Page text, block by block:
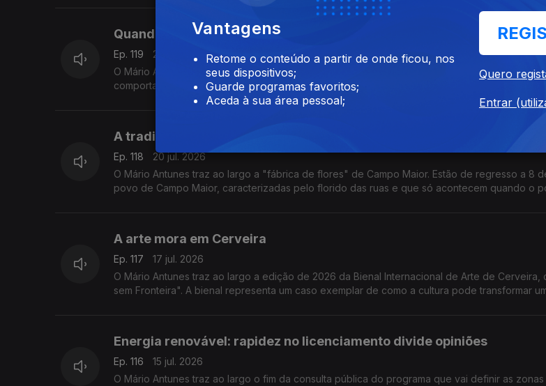
Quando o Sol desaparece, o que fazem os animais?
Ep. 119
21 jul. 2026
O Mário Antunes traz ao largo uma equipa de cientistas do Politécnico de Bragança que vai
comportamento dos animais durante o eclipse a 12 de agosto. Parece que quando o céu
A tradição volta a florir porque o povo quer
Ep. 118
20 jul. 2026
O Mário Antunes traz ao largo a "fábrica de flores" de Campo Maior. Estão de regresso a 8
povo de Campo Maior, caracterizadas pelo florido das ruas e que só acontecem quando o
A arte mora em Cerveira
Ep. 117
17 jul. 2026
O Mário Antunes traz ao largo a edição de 2026 da Bienal Internacional de Arte de Cerveira,
sem Fronteira". A bienal representa um caso exemplar de como a cultura pode transformar
Energia renovável: rapidez no licenciamento divide opiniões
Ep. 116
15 jul. 2026
O Mário Antunes traz ao largo o fim da consulta pública do programa que vai definir as
Vantagens
Retome o conteúdo a partir de onde ficou, nos
seus dispositivos;
Guarde programas favoritos;
Aceda à sua área pessoal;
Quero
Entrar